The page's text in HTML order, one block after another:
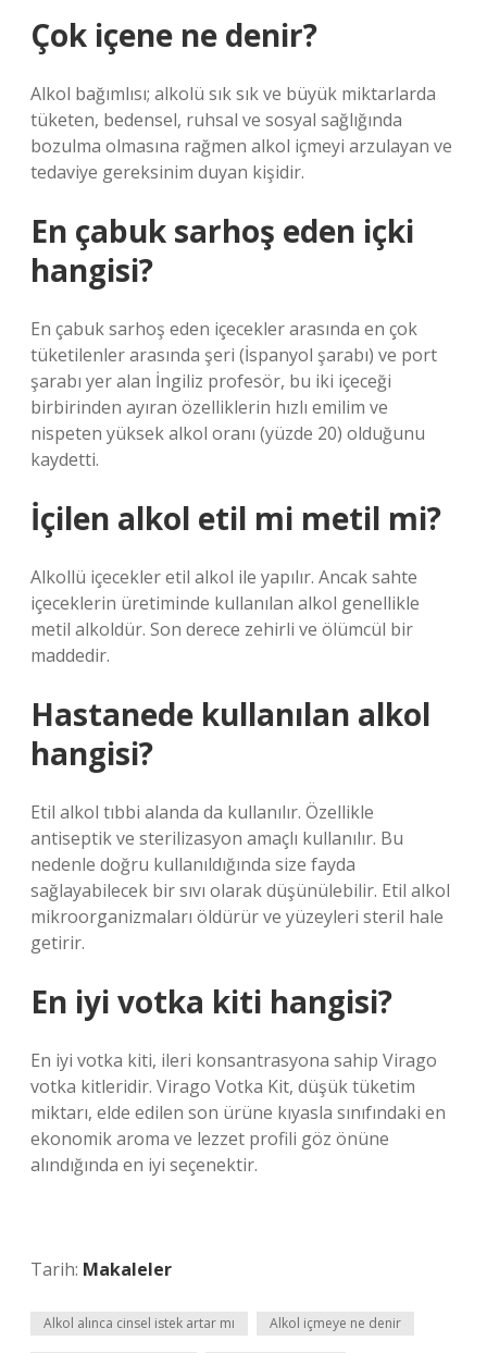
Çok içene ne denir?
Alkol bağımlısı; alkolü sık sık ve büyük miktarlarda
tüketen, bedensel, ruhsal ve sosyal sağlığında
bozulma olmasına rağmen alkol içmeyi arzulayan ve
tedaviye gereksinim duyan kişidir.
En çabuk sarhoş eden içki
hangisi?
En çabuk sarhoş eden içecekler arasında en çok
tüketilenler arasında şeri (İspanyol şarabı) ve port
şarabı yer alan İngiliz profesör, bu iki içeceği
birbirinden ayıran özelliklerin hızlı emilim ve
nispeten yüksek alkol oranı (yüzde 20) olduğunu
kaydetti.
İçilen alkol etil mi metil mi?
Alkollü içecekler etil alkol ile yapılır. Ancak sahte
içeceklerin üretiminde kullanılan alkol genellikle
metil alkoldür. Son derece zehirli ve ölümcül bir
maddedir.
Hastanede kullanılan alkol
hangisi?
Etil alkol tıbbi alanda da kullanılır. Özellikle
antiseptik ve sterilizasyon amaçlı kullanılır. Bu
nedenle doğru kullanıldığında size fayda
sağlayabilecek bir sıvı olarak düşünülebilir. Etil alkol
mikroorganizmaları öldürür ve yüzeyleri steril hale
getirir.
En iyi votka kiti hangisi?
En iyi votka kiti, ileri konsantrasyona sahip Virago
votka kitleridir. Virago Votka Kit, düşük tüketim
miktarı, elde edilen son ürüne kıyasla sınıfındaki en
ekonomik aroma ve lezzet profili göz önüne
alındığında en iyi seçenektir.
Tarih: Makaleler
Alkol alınca cinsel istek artar mı Alkol içmeye ne denir